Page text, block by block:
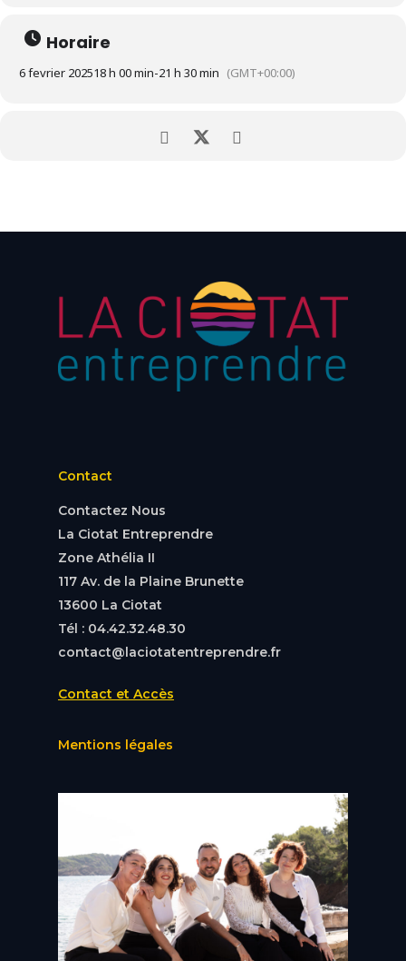
Horaire
6 fevrier 202518 h 00 min-21 h 30 min (GMT+00:00)
Contact
Contactez Nous
La Ciotat Entreprendre
Zone Athélia II
117 Av. de la Plaine Brunette
13600 La Ciotat
Tél : 04.42.32.48.30
contact@laciotatentreprendre.fr
Contact et Accès
Mentions légales